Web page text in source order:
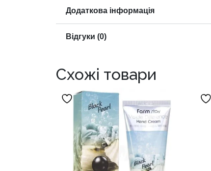
Додаткова інформація
Відгуки (0)
Схожі товари